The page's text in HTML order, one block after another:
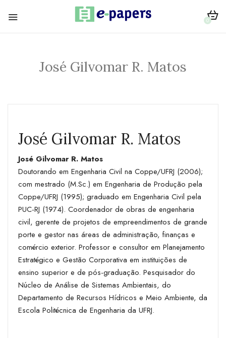
0
José Gilvomar R. Matos
José Gilvomar R. Matos
José Gilvomar R. Matos
Doutorando em Engenharia Civil na Coppe/UFRJ (2006);
com mestrado (M.Sc.) em Engenharia de Produção pela
Coppe/UFRJ (1995); graduado em Engenharia Civil pela
PUC-RJ (1974). Coordenador de obras de engenharia
civil, gerente de projetos de empreendimentos de grande
porte e gestor nas áreas de administração, finanças e
comércio exterior. Professor e consultor em Planejamento
Estratégico e Gestão Corporativa em instituições de
ensino superior e de pós-graduação. Pesquisador do
Núcleo de Análise de Sistemas Ambientais, do
Departamento de Recursos Hídricos e Meio Ambiente, da
Escola Politécnica de Engenharia da UFRJ.